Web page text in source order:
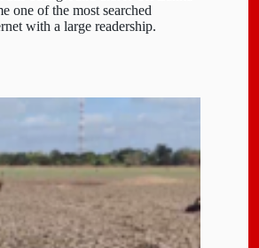
one of the most searched
with a large readership.